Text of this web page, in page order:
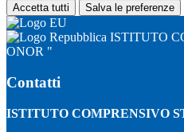
Accetta tutti Salva le preferenze
ISTITUTO
ONOR "
Contatti
ISTITUTO COMPRENSIVO